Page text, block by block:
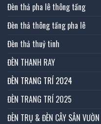
Đèn thả pha lê thông tầng
Đèn thả thông tầng pha lê
Đèn thả thuỷ tinh
ĐÈN THANH RAY
ĐÈN TRANG TRÍ 2024
ĐÈN TRANG TRÍ 2025
ĐÈN TRỤ & ĐÈN CÂY SÂN VƯỜN